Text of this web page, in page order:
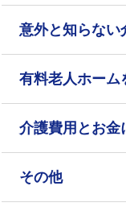
有料老人ホーム
介護費用とお金
その他
意外と知らない
有料老人ホーム
介護費用とお金
その他